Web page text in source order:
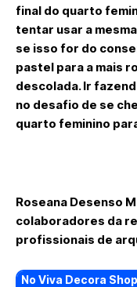
final do quarto
tentar usar a
se isso for do
pastel para a mais
descolada. Ir
no desafio de se
quarto feminino
Roseana Desenso
colaboradores da
profissionais de
No Viva Decora Shop